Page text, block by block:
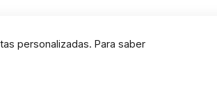
personalizadas. Para saber